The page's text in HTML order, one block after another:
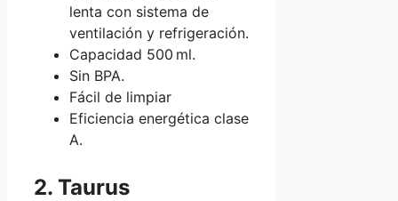
lenta con sistema de
ventilación y refrigeración.
Capacidad 500 ml.
Sin BPA.
Fácil de limpiar
Eficiencia energética clase
A.
2. Taurus